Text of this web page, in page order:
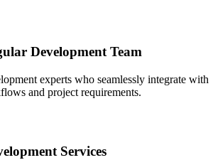
Development Team
experts who seamlessly integrate with
and project requirements.
Services